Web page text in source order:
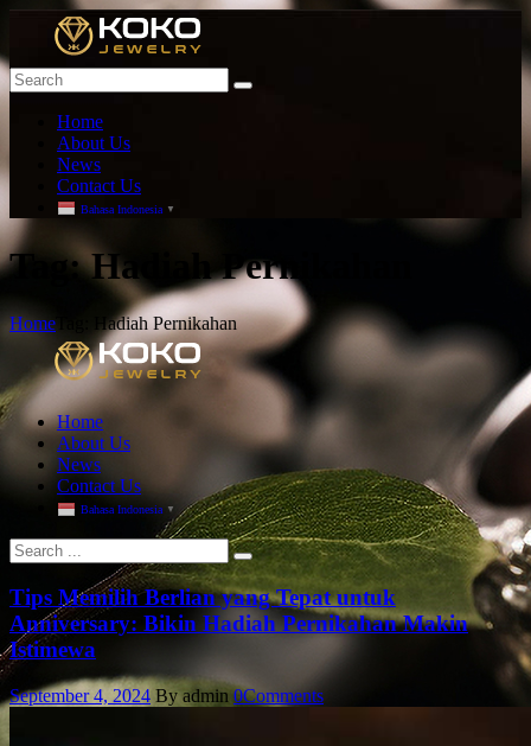
Home
About Us
News
Contact Us
Bahasa Indonesia ▼
T ag: Hadiah Pernikahan
Home Tag: Hadiah Pernikahan
Home
About Us
News
Contact Us
Bahasa Indonesia ▼
Tips Memilih Berlian yang Tepat untuk
Anniversary: Bikin Hadiah Pernikahan Makin
Istimewa
September 4, 2024 By admin 0Comments